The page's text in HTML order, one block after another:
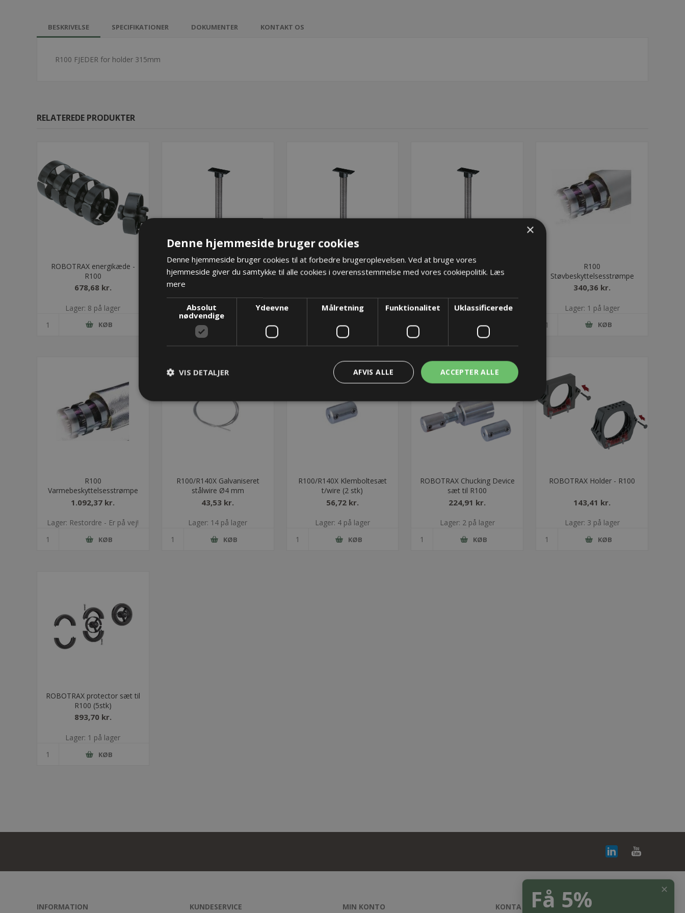
BESKRIVELSE SPECIFIKATIONER DOKUMENTER KONTAKT OS
R100 FJEDER for holder 315mm
RELATEREDE PRODUKTER
ROBOTRAX energikæde -
R100
678,68 kr.
Lager: 8 på lager
KØB
R100 FJEDER for holder
165mm
Lager: Restordre - Er på vej!
R100 FJEDER for holder
230mm
Lager: Restordre - Er på vej!
KØB
R100 FJEDER for holder
465mm
Lager: 1 på lager
KØB
R100
Støvbeskyttelsesstrømpe
340,36 kr.
Lager: 1 på lager
KØB
R100
Varmebeskyttelsesstrømpe
1.092,37 kr.
Lager: Restordre - Er på vej!
KØB
R100/R140X Galvaniseret
stålwire Ø4 mm
43,53 kr.
Lager: 14 på lager
KØB
R100/R140X Klemboltesæt
t/wire (2 stk)
56,72 kr.
Lager: 4 på lager
KØB
ROBOTRAX Chucking Device
sæt til R100
224,91 kr.
Lager: 2 på lager
KØB
ROBOTRAX Holder - R100
143,41 kr.
Lager: 3 på lager
KØB
ROBOTRAX protector sæt til
R100 (5stk)
893,70 kr.
Lager: 1 på lager
KØB
INFORMATION KUNDESERVICE MIN KONTO KONTAKT OS
✕
Få 5%
×
Denne hjemmeside bruger cookies
Denne hjemmeside bruger cookies til at forbedre brugeroplevelsen. Ved at bruge vores
hjemmeside giver du samtykke til alle cookies i overensstemmelse med vores cookiepolitik. Læs
mere
Absolut
nødvendige
Ydeevne Målretning Funktionalitet Uklassificerede
ACCEPTER ALLE
AFVIS ALLE
VIS DETALJER